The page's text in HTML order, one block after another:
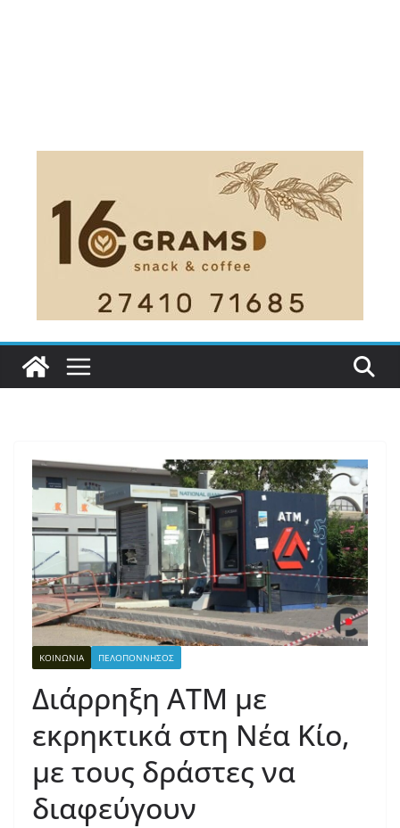
ΚΟΙΝΩΝΙΑ ΠΕΛΟΠΟΝΝΗΣΟΣ
Διάρρηξη ΑΤΜ με
εκρηκτικά στη Νέα Κίο,
με τους δράστες να
διαφεύγουν